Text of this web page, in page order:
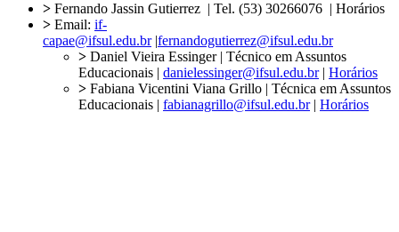
> Fernando Jassin Gutierrez | Tel. (53) 30266076 | Horários
> Email: if-
capae@ifsul.edu.br|fernandogutierrez@ifsul.edu.br
> Daniel Vieira Essinger | Técnico em Assuntos
Educacionais | danielessinger@ifsul.edu.br| Horários
> Fabiana Vicentini Viana Grillo | Técnica em Assuntos
Educacionais | fabianagrillo@ifsul.edu.br| Horários